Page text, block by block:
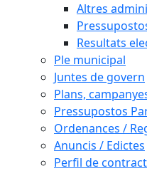
Altres
Resultats
Ple municipal
Juntes de govern
Plans,
Pressupostos
Ordenances /
Anuncis / Edictes
Perfil de